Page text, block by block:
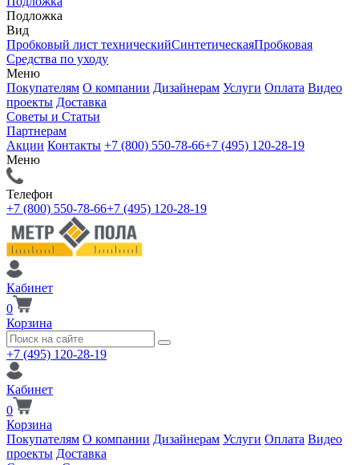
Подложка
Вид
Пробковый лист техническийСинтетическаяПробковая
Средства по уходу
Меню
Покупателям О компании Дизайнерам Услуги Оплата Видео
проекты Доставка
Советы и Статьи
Партнерам
Акции Контакты +7 (800) 550-78-66+7 (495) 120-28-19
Меню
Телефон
+7 (800) 550-78-66+7 (495) 120-28-19
Кабинет
0
Корзина
+7 (495) 120-28-19
Кабинет
0
Корзина
Покупателям О компании Дизайнерам Услуги Оплата Видео
проекты Доставка